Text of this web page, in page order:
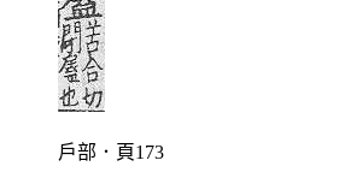
戶部．頁173